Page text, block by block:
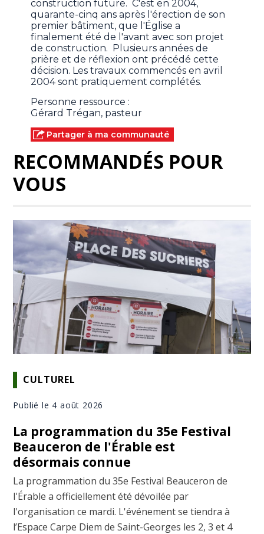
construction future. C'est en 2004,
quarante-cinq ans après l'érection de son
premier bâtiment, que l'Église a
finalement été de l'avant avec son projet
de construction. Plusieurs années de
prière et de réflexion ont précédé cette
décision. Les travaux commencés en avril
2004 sont pratiquement complétés.
Personne ressource :
Gérard Trégan, pasteur
Partager à ma communauté
RECOMMANDÉS POUR
VOUS
CULTUREL
Publié le 4 août 2026
La programmation du 35e Festival
Beauceron de l'Érable est
désormais connue
La programmation du 35e Festival Beauceron de
l'Érable a officiellement été dévoilée par
l'organisation ce mardi. L'événement se tiendra à
l’Espace Carpe Diem de Saint-Georges les 2, 3 et 4